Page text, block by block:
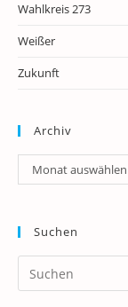
Wahlkreis 273
Weißer
Zukunft
Archiv
Archiv
Monat auswählen
Suchen